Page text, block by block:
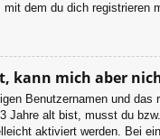
dem du dich registrieren
kann mich aber
Benutzernamen und
Jahre alt bist, musst du
aktiviert werden. Bei